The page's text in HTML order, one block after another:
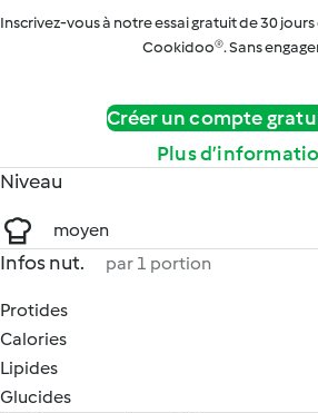
Inscrivez-vous à notre essai gratuit de 30
Cookidoo®. Sans
Créer un compte
Plus
Niveau
moyen
Infos nut. par 1 portion
Protides
Calories
Lipides
Glucides